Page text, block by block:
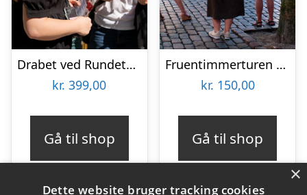
Drabet ved Rundetårn med Solve a Mystery
kr. 399,00
Gå til shop
Fruentimmerturen – en byvandring i København
kr. 150,00
Gå til shop
×
Dette website bruger tracking cookies